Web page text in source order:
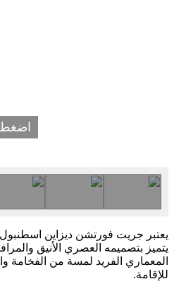
يعتبر جريت فورتشن ديزاين
يتميز بتصميمه العصري الأنيق
المعماري الفريد لمسة من الفخامة
للإقامة.